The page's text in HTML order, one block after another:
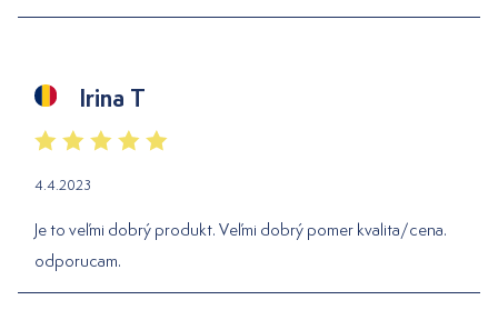
Irina T
4.4.2023
Je to veľmi dobrý produkt. Veľmi dobrý pomer kvalita/cena.
odporucam.